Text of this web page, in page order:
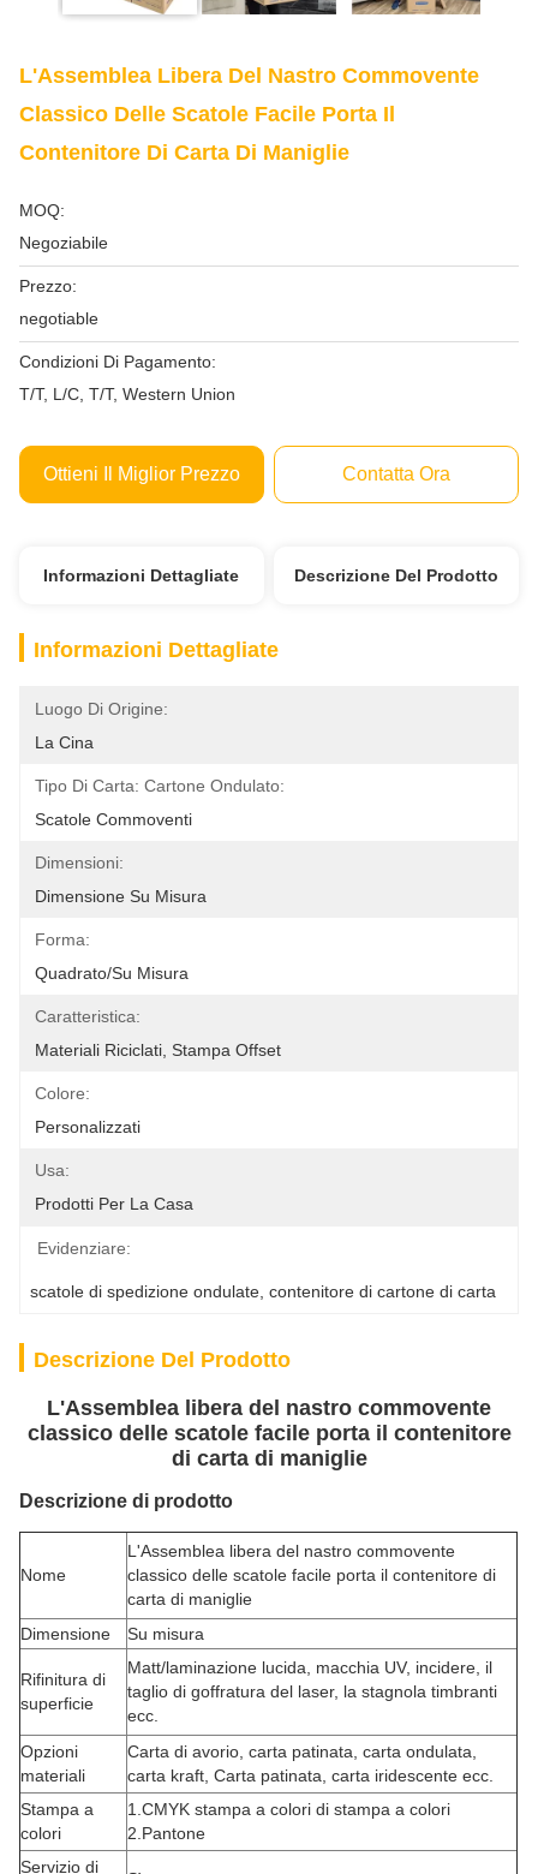
L'Assemblea Libera Del Nastro Commovente
Classico Delle Scatole Facile Porta Il
Contenitore Di Carta Di Maniglie
MOQ:
Negoziabile
Prezzo:
negotiable
Condizioni Di Pagamento:
T/T, L/C, T/T, Western Union
Ottieni Il Miglior Prezzo Contatta Ora
Informazioni Dettagliate Descrizione Del Prodotto
Informazioni Dettagliate
Luogo Di Origine:
La Cina
Tipo Di Carta: Cartone Ondulato:
Scatole Commoventi
Dimensioni:
Dimensione Su Misura
Forma:
Quadrato/su Misura
Caratteristica:
Materiali Riciclati, Stampa Offset
Colore:
Personalizzati
Usa:
Prodotti Per La Casa
Evidenziare:
scatole di spedizione ondulate contenitore di cartone di carta
Descrizione Del Prodotto
L'Assemblea libera del nastro commovente
classico delle scatole facile porta il contenitore
di carta di maniglie
Descrizione di prodotto
Nome
L'Assemblea libera del nastro commovente
classico delle scatole facile porta il contenitore di
carta di maniglie
Dimensione
Su misura
Rifinitura di
superficie
Matt/laminazione lucida, macchia UV, incidere, il
taglio di goffratura del laser, la stagnola timbranti
ecc.
Opzioni
materiali
Carta di avorio, carta patinata, carta ondulata,
carta kraft, Carta patinata, carta iridescente ecc.
Stampa a
colori
1.CMYK stampa a colori di stampa a colori
2.Pantone
Servizio di